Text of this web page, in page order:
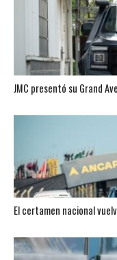
JMC presentó su Grand
El certamen nacional